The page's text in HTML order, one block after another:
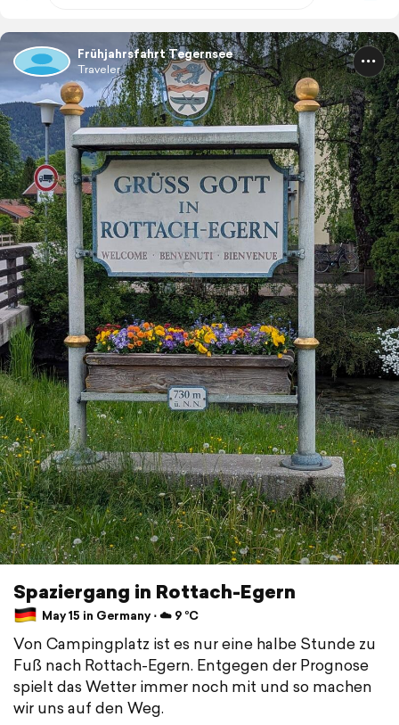
Frühjahrsfahrt Tegernsee
Traveler
Spaziergang in Rottach-Egern
May 15 in Germany ⋅ ☁️ 9 °C
Von Campingplatz ist es nur eine halbe Stunde zu
Fuß nach Rottach-Egern. Entgegen der Prognose
spielt das Wetter immer noch mit und so machen
wir uns auf den Weg.